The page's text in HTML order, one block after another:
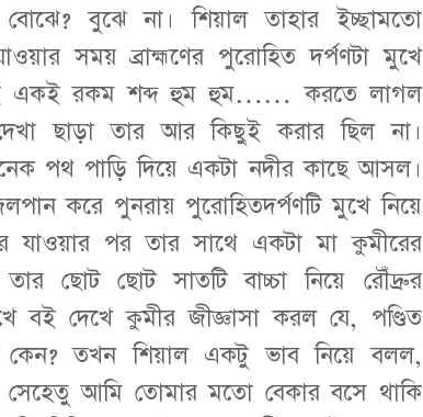
বুঝে না। শিয়াল তাহার ইচ্ছামতো
সময় ব্রাহ্মণের পুরোহিত দর্পণটা মুখে
ওই একই রকম শব্দ হুম হুম…… করতে লাগল
ছাড়া তার আর কিছুই করার ছিল না।
পথ পাড়ি দিয়ে একটা নদীর কাছে আসল।
করে পুনরায় পুরোহিতদর্পণটি মুখে নিয়ে
পর তার সাথে একটা মা কুমীরের
ছোট ছোট সাতটি বাচ্চা নিয়ে রৌঁদ্রুর
বই দেখে কুমীর জীজ্ঞাসা করল যে, পণ্ডিত
তখন শিয়াল একটু ভাব নিয়ে বলল,
সেহেতু আমি তোমার মতো বেকার বসে থাকি